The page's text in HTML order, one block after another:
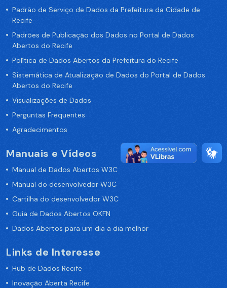
Padrão de Serviço de Dados da Prefeitura da Cidade de
Recife
Padrões de Publicação dos Dados no Portal de Dados
Abertos do Recife
Política de Dados Abertos da Prefeitura do Recife
Sistemática de Atualização de Dados do Portal de Dados
Abertos do Recife
Visualizações de Dados
Perguntas Frequentes
Agradecimentos
Manuais e Vídeos
Manual de Dados Abertos W3C
Manual do desenvolvedor W3C
Cartilha do desenvolvedor W3C
Guia de Dados Abertos OKFN
Dados Abertos para um dia a dia melhor
Links de Interesse
Hub de Dados Recife
Inovação Aberta Recife